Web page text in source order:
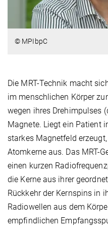
© MPIbpC
Die MRT-Technik macht
im menschlichen Körper
wegen ihres Drehimpulses
Magnete. Liegt ein Patient
starkes Magnetfeld
Atomkerne aus. Das MRT-
einen kurzen
die Kerne aus ihrer
Rückkehr der Kernspins in
Radiowellen aus dem
empfindlichen